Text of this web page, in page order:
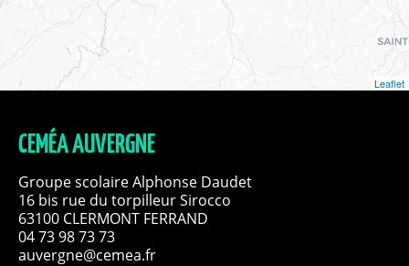
Leaflet
CEMÉA AUVERGNE
Groupe scolaire Alphonse Daudet
16 bis rue du torpilleur Sirocco
63100 CLERMONT FERRAND
04 73 98 73 73
auvergne@cemea.fr